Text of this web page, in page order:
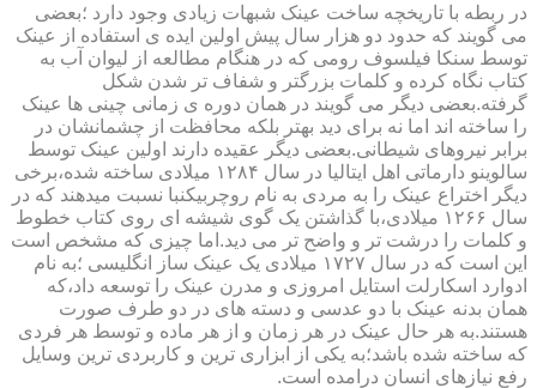
در ربطه با تاریخچه ساخت عینک شبهات زیادی وجود دارد ؛بعضی
می گویند که حدود دو هزار سال پیش اولین ایده ی استفاده از عینک
توسط سنکا فیلسوف رومی که در هنگام مطالعه از لیوان آب به
کتاب نگاه کرده و کلمات بزرگتر و شفاف تر شدن شکل
گرفته.بعضی دیگر می گویند در همان دوره ی زمانی چینی ها عینک
را ساخته اند اما نه برای دید بهتر بلکه محافظت از چشمانشان در
برابر نیروهای شیطانی.بعضی دیگر عقیده دارند اولین عینک توسط
سالوینو دارماتی اهل ایتالیا در سال ۱۲۸۴ میلادی ساخته شده،برخی
دیگر اختراع عینک را به مردی به نام روچربیکنبا نسبت میدهند که در
سال ۱۲۶۶ میلادی،با گذاشتن یک گوی شیشه ای روی کتاب خطوط
و کلمات را درشت تر و واضح تر می دید.اما چیزی که مشخص است
این است که در سال ۱۷۲۷ میلادی یک عینک ساز انگلیسی ؛به نام
ادوارد اسکارلت استایل امروزی و مدرن عینک را توسعه داد،که
همان بدنه عینک با دو عدسی و دسته های در دو طرف صورت
هستند.به هر حال عینک در هر زمان و از هر ماده و توسط هر فردی
که ساخته شده باشد؛به یکی از ابزاری ترین و کاربردی ترین وسایل
رفع نیازهای انسان درامده است.